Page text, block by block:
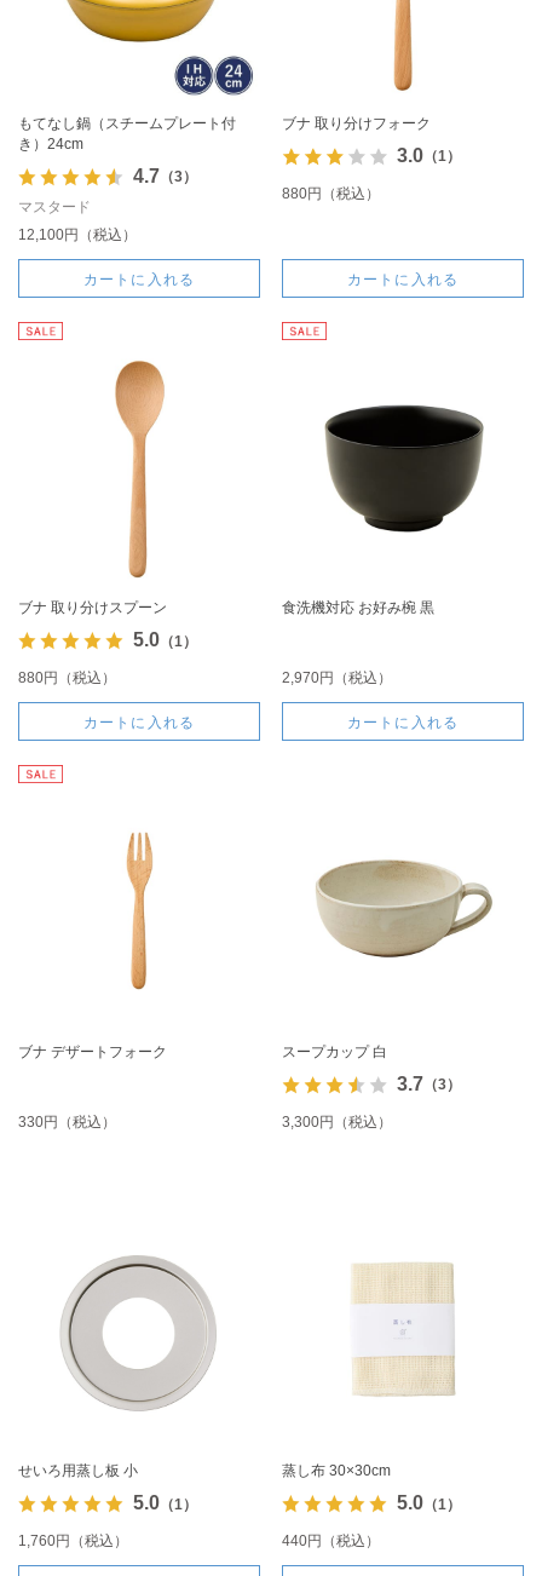
もてなし鍋（スチームプレート付
き）24cm
4.7 （3）
マスタード
12,100円（税込）
カートに入れる
ブナ 取り分けフォーク
3.0（1）
880円（税込）
カートに入れる
ブナ 取り分けスプーン
5.0（1）
880円（税込）
カートに入れる
食洗機対応 お好み椀 黒
2,970円（税込）
カートに入れる
ブナ デザートフォーク
330円（税込）
スープカップ 白
3.7 （3）
3,300円（税込）
せいろ用蒸し板 小
5.0（1）
1,760円（税込）
蒸し布 30×30cm
5.0（1）
440円（税込）